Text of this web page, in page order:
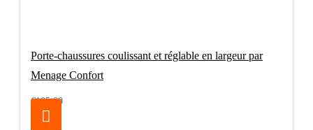
Porte-chaussures coulissant et réglable en largeur par
Menage Confort
€105.00